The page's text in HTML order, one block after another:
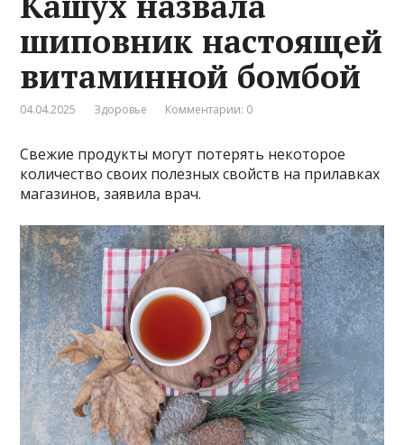
шиповник настоящей
витаминной бомбой
04.04.2025 Здоровье Комментарии: 0
Свежие продукты могут потерять некоторое
количество своих полезных свойств на прилавках
магазинов, заявила врач.